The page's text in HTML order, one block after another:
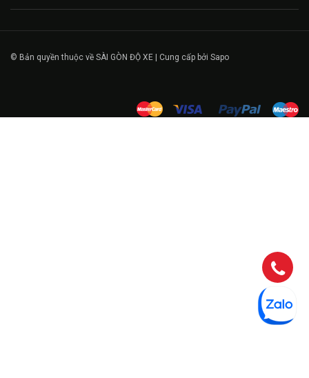
© Bản quyền thuộc về SÀI GÒN ĐỘ XE | Cung cấp bởi Sapo